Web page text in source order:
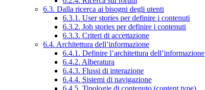
6.3. Dalla ricerca ai bisogni degli utenti
6.3.1. User stories per definire i contenuti
6.3.2. Job stories per definire i contenuti
6.3.3. Criteri di accettazione
6.4. Architettura dell’informazione
6.4.1. Definire l’architettura dell’informazione
6.4.2. Alberatura
6.4.3. Flussi di interazione
6.4.4. Sistemi di navigazione
6.4.5. Tipologie di contenuto (content type)